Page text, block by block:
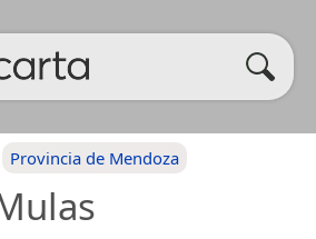
Provincia de Mendoza